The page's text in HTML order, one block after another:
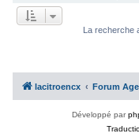
La recherche
lacitroencx Forum
Développé par